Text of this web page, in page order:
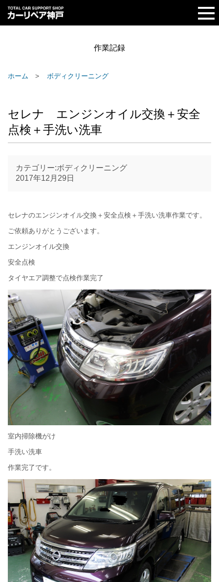
作業記録
ホーム ボディクリーニング
セレナ エンジンオイル交換＋安全
点検＋手洗い洗車
カテゴリー:ボディクリーニング
2017年12月29日
セレナのエンジンオイル交換＋安全点検＋手洗い洗車作業です。
ご依頼ありがとうございます。
エンジンオイル交換
安全点検
タイヤエア調整で点検作業完了
室内掃除機がけ
手洗い洗車
作業完了です。